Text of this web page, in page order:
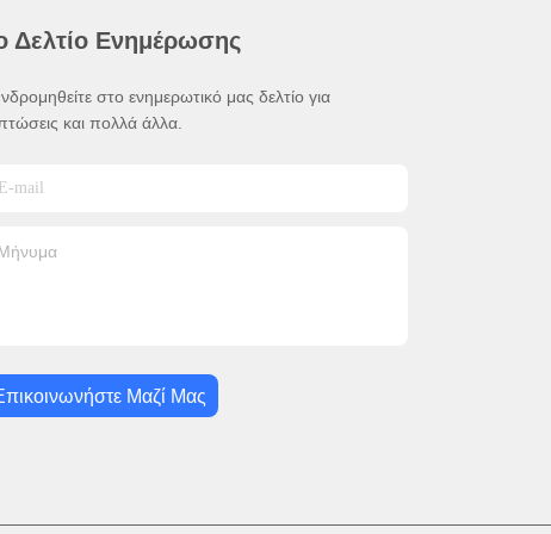
Δελτίο Ενημέρωσης
στο ενημερωτικό μας δελτίο για
και πολλά άλλα.
Μαζί Μας